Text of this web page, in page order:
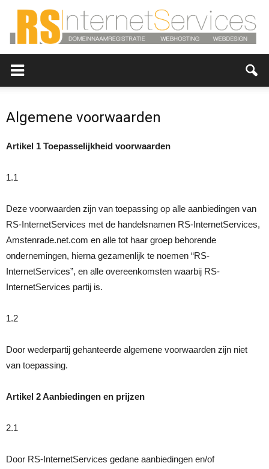
webdesign
domainnaam
Algemene voorwaarden
Artikel 1 Toepasselijkheid voorwaarden
1.1
Deze voorwaarden zijn van toepassing op alle aanbiedingen van
RS-InternetServices met de handelsnamen RS-InternetServices,
Amstenrade.net.com en alle tot haar groep behorende
ondernemingen, hierna gezamenlijk te noemen “RS-
InternetServices”, en alle overeenkomsten waarbij RS-
InternetServices partij is.
1.2
Door wederpartij gehanteerde algemene voorwaarden zijn niet
van toepassing.
Artikel 2 Aanbiedingen en prijzen
2.1
Door RS-InternetServices gedane aanbiedingen en/of